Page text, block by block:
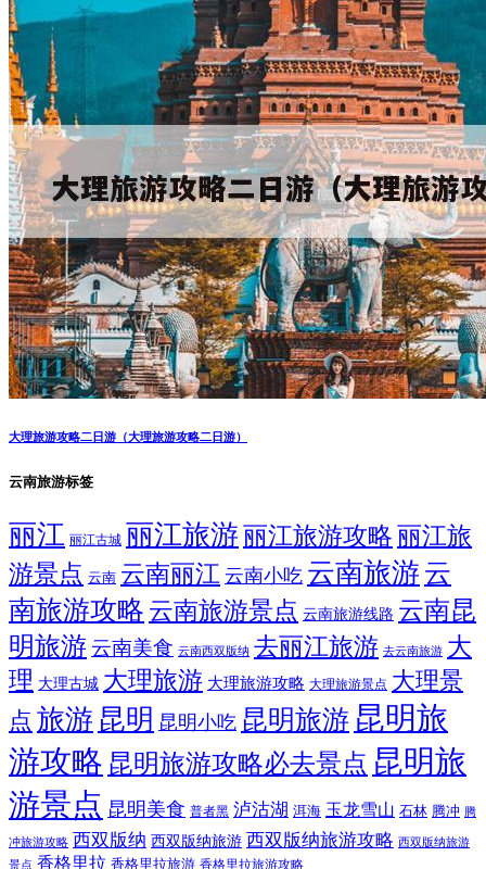
大理旅游攻略二日游（大理旅游攻略二日游）
云南旅游标签
丽江 丽江古城 丽江旅游 丽江旅游攻略 丽江旅
游景点 云南 云南丽江 云南小吃 云南旅游 云
南旅游攻略 云南旅游景点 云南旅游线路 云南昆
明旅游 云南美食 云南西双版纳 去丽江旅游 去云南旅游 大
理 大理古城 大理旅游 大理旅游攻略 大理旅游景点 大理景
点 旅游 昆明 昆明小吃 昆明旅游 昆明旅
游攻略 昆明旅游攻略必去景点 昆明旅
游景点 昆明美食 普者黑 泸沽湖 洱海 玉龙雪山 石林 腾冲 腾
冲旅游攻略 西双版纳 西双版纳旅游 西双版纳旅游攻略 西双版纳旅游
景点 香格里拉 香格里拉旅游 香格里拉旅游攻略